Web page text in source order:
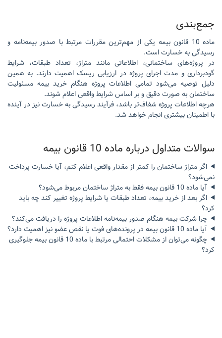
جمع‌بندی
ماده 10 قانون بیمه یکی از مهم‌ترین مقررات مرتبط با صدور بیمه‌نامه و
رسیدگی به خسارت است.
در پروژه‌های ساختمانی، اطلاعاتی مانند متراژ، تعداد طبقات، شرایط
گودبرداری و مدت اجرای پروژه در ارزیابی ریسک اهمیت دارند. به همین
دلیل توصیه می‌شود تمامی اطلاعات پروژه هنگام خرید بیمه مسئولیت
ساختمان به صورت دقیق و بر اساس شرایط واقعی اعلام شوند.
هرچه اطلاعات پروژه شفاف‌تر باشد، فرآیند رسیدگی به خسارت نیز در آینده
با اطمینان بیشتری انجام خواهد شد.
سوالات متداول درباره ماده 10 قانون بیمه
اگر متراژ ساختمان را کمتر از مقدار واقعی اعلام کنم، آیا خسارت پرداخت
نمی‌شود؟
آیا ماده 10 قانون بیمه فقط به متراژ ساختمان مربوط می‌شود؟
اگر بعد از خرید بیمه، تعداد طبقات یا شرایط پروژه تغییر کند چه باید
کرد؟
چرا شرکت بیمه هنگام صدور بیمه‌نامه اطلاعات پروژه را دریافت می‌کند؟
آیا ماده 10 قانون بیمه در پرونده‌های فوت یا نقص عضو نیز اهمیت دارد؟
چگونه می‌توان از مشکلات احتمالی مرتبط با ماده 10 قانون بیمه جلوگیری
کرد؟